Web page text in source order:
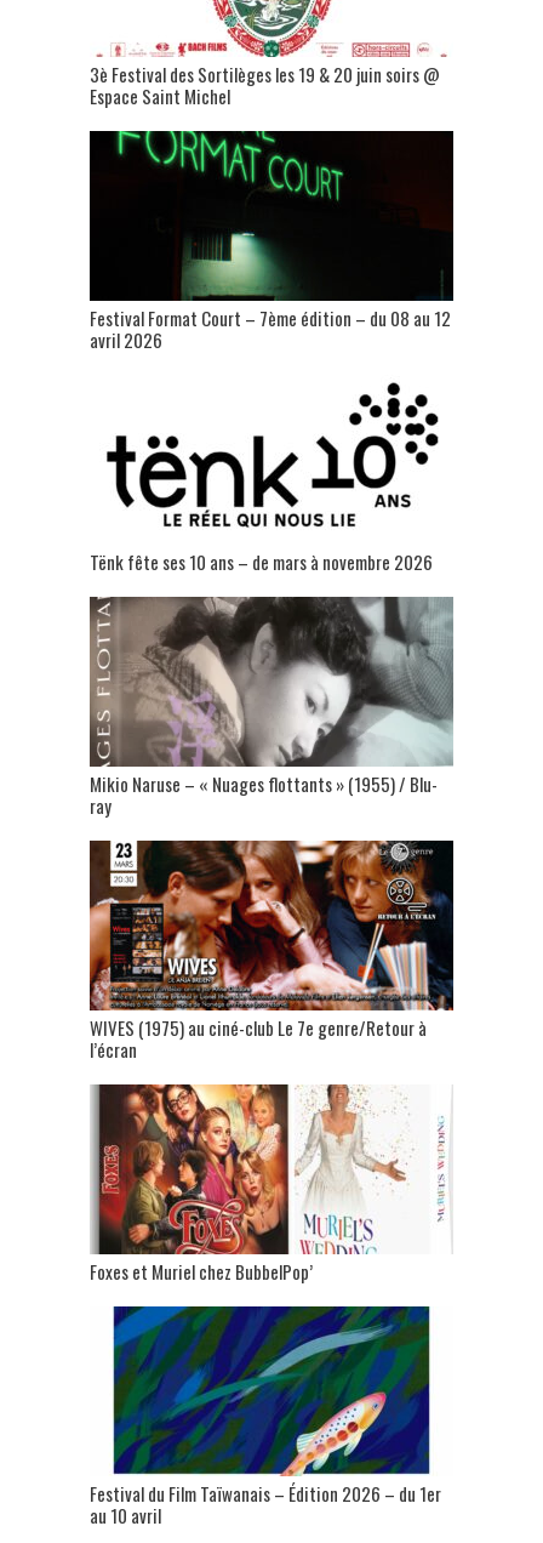
3è Festival des Sortilèges les 19 & 20 juin soirs @
Espace Saint Michel
Festival Format Court – 7ème édition – du 08 au 12
avril 2026
Tënk fête ses 10 ans – de mars à novembre 2026
Mikio Naruse – « Nuages flottants » (1955) / Blu-
ray
WIVES (1975) au ciné-club Le 7e genre/Retour à
l’écran
Foxes et Muriel chez BubbelPop’
Festival du Film Taïwanais – Édition 2026 – du 1er
au 10 avril